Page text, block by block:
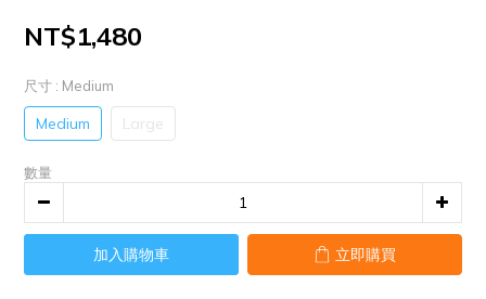
NT$1,480
尺寸 : Medium
Medium Large
數量
加入購物車 立即購買